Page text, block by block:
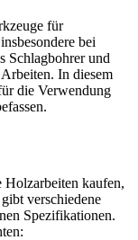
für
bei
Schlagbohrer und
In diesem
die Verwendung
Holzarbeiten kaufen,
verschiedene
Spezifikationen.